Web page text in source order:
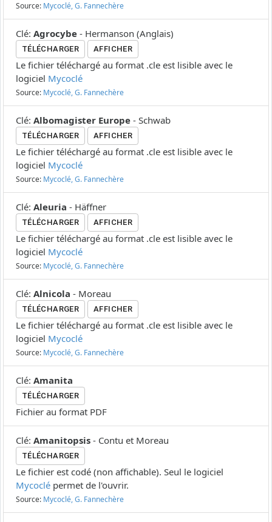
Source: Mycoclé, G. Fannechère
Clé: Agrocybe - Hermanson (Anglais)
TÉLÉCHARGER AFFICHER
Le fichier téléchargé au format .cle est lisible avec le
logiciel Mycoclé
Source: Mycoclé, G. Fannechère
Clé: Albomagister Europe - Schwab
TÉLÉCHARGER AFFICHER
Le fichier téléchargé au format .cle est lisible avec le
logiciel Mycoclé
Source: Mycoclé, G. Fannechère
Clé: Aleuria - Häffner
TÉLÉCHARGER AFFICHER
Le fichier téléchargé au format .cle est lisible avec le
logiciel Mycoclé
Source: Mycoclé, G. Fannechère
Clé: Alnicola - Moreau
TÉLÉCHARGER AFFICHER
Le fichier téléchargé au format .cle est lisible avec le
logiciel Mycoclé
Source: Mycoclé, G. Fannechère
Clé: Amanita
TÉLÉCHARGER
Fichier au format PDF
Clé: Amanitopsis - Contu et Moreau
TÉLÉCHARGER
Le fichier est codé (non affichable). Seul le logiciel
Mycoclé permet de l'ouvrir.
Source: Mycoclé, G. Fannechère